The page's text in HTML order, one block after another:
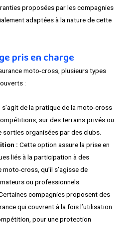
proposées par les compagnies
adaptées à la nature de cette
pris en charge
moto-cross, plusieurs types
:
s’agit de la pratique de la moto-cross
sur des terrains privés ou
sorties organisées par des clubs.
: Cette option assure la prise en
liés à la participation à des
cross, qu’il s’agisse de
ou professionnels.
compagnies proposent des
qui couvrent à la fois l’utilisation
pour une protection